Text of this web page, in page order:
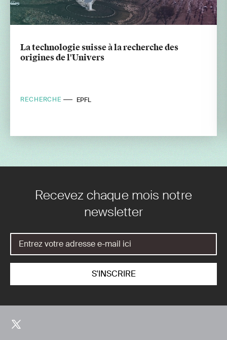
La technologie suisse à la recherche des
origines de l'Univers
RECHERCHE EPFL
Recevez chaque mois notre
newsletter